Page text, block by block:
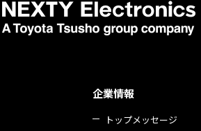
企業情報
トップメッセージ